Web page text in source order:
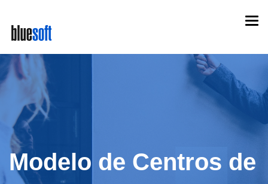
main
content
Modelo de Centros de